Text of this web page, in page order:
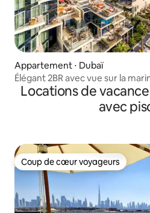
Appartement ⋅ Dubaï
Élégant 2BR avec vue sur la
Locations de
avec
Coup de cœur voyageurs
Coup de cœur voyageurs